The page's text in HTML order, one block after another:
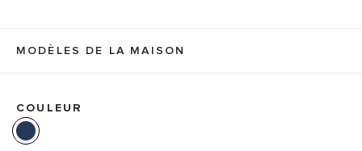
MODÈLES DE LA MAISON
COULEUR